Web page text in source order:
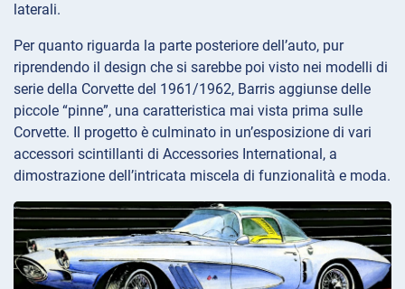
laterali.
Per quanto riguarda la parte posteriore dell’auto, pur
riprendendo il design che si sarebbe poi visto nei modelli di
serie della Corvette del 1961/1962, Barris aggiunse delle
piccole “pinne”, una caratteristica mai vista prima sulle
Corvette. Il progetto è culminato in un’esposizione di vari
accessori scintillanti di Accessories International, a
dimostrazione dell’intricata miscela di funzionalità e moda.